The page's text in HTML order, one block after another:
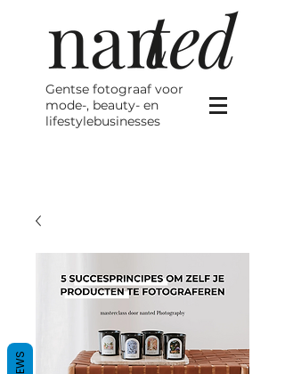
Gentse fotograaf voor
mode-, beauty- en
lifestylebusinesses